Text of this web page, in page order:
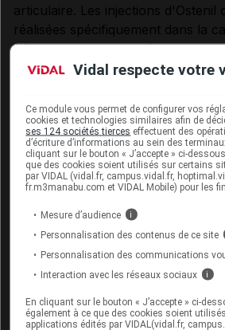
articulaire. Les injections d'Ostenil
réalisées spécifiquement dans la
nécessaire sous contrôle
injections dans les vaisseaux
En l'absence de données
l'acide hyaluronique chez l'enfant,
ou allaitante, ou dans les
articulaires telles que l'arthrite
maladie de Bechterew,
pas recommandée chez ces
Ne pas utiliser si la seringue
l'emballage stérile sont
Toute solution non utilisée
ouverture doit être jetée. Sinon,
Vidal respecte votre
Ce module vous permet de configurer vos
cookies et technologies similaires afin de
ses 124 sociétés tierces effectuent des
d’écriture d’informations au sein des
cliquant sur le bouton « J’accepte » ci-
que des cookies soient utilisés sur certains
par VIDAL (vidal.fr, campus.vidal.fr,
fr.m3manabu.com et VIDAL Mobile) pour les
Mesure d’audience i
Personnalisation des contenus de ce site
Personnalisation des communications
Interaction avec les réseaux sociaux i
En cliquant sur le bouton « J’accepte » ci-
également à ce que des cookies soient
applications édités par VIDAL(vidal.fr,